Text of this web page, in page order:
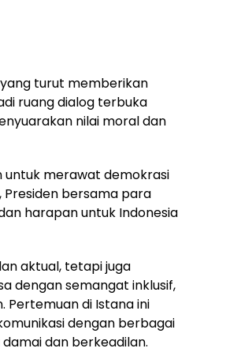
turut memberikan
ruang dialog terbuka
nilai moral dan
merawat demokrasi
bersama para
harapan untuk Indonesia
aktual, tetapi juga
dengan semangat inklusif,
Pertemuan di Istana ini
dengan berbagai
dan berkeadilan.